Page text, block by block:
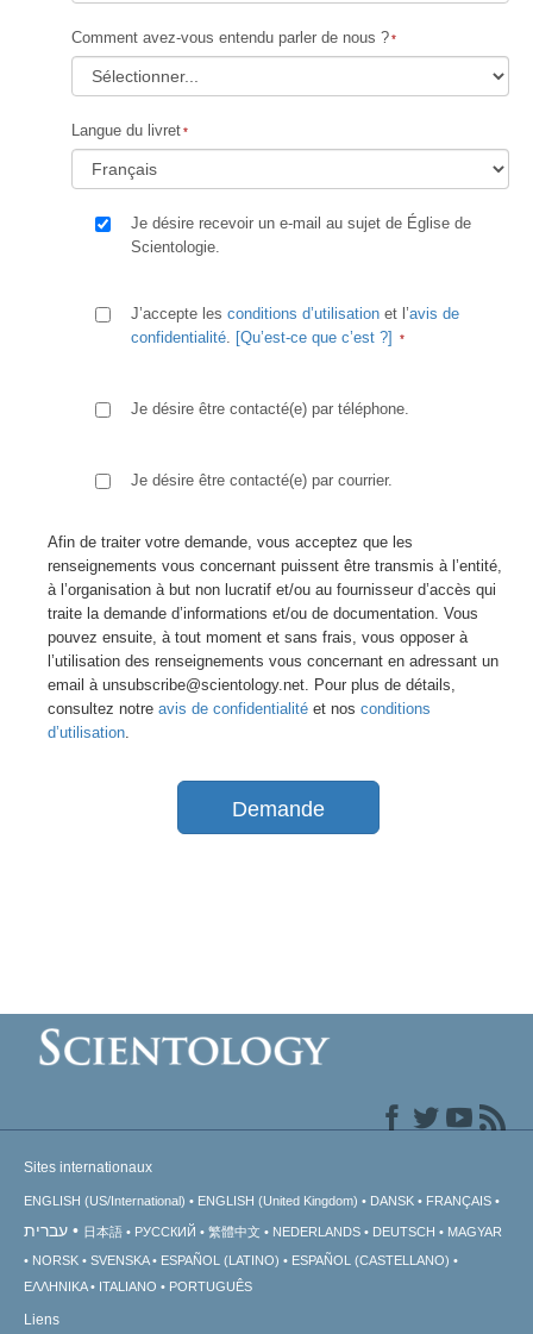
Comment avez-vous entendu parler de nous ?
Langue du livret
Je désire recevoir un e-mail au sujet de Église de
Scientologie.
J’accepte les conditions d’utilisation et l’avis de
confidentialité. [Qu’est-ce que c’est ?]
Je désire être contacté(e) par téléphone.
Je désire être contacté(e) par courrier.
Afin de traiter votre demande, vous acceptez que les
renseignements vous concernant puissent être transmis à l’entité,
à l’organisation à but non lucratif et/ou au fournisseur d’accès qui
traite la demande d’informations et/ou de documentation. Vous
pouvez ensuite, à tout moment et sans frais, vous opposer à
l’utilisation des renseignements vous concernant en adressant un
email à unsubscribe@scientology.net. Pour plus de détails,
consultez notre avis de confidentialité et nos conditions
d’utilisation.
Demande
Sites internationaux
ENGLISH (US/International) ENGLISH (United Kingdom) DANSK FRANÇAIS
עברית 日本語 РУССКИЙ 繁體中文 NEDERLANDS DEUTSCH
MAGYAR
NORSK
SVENSKA ESPAÑOL (LATINO)
ESPAÑOL (CASTELLANO)
ΕΛΛΗΝΙΚA
ITALIANO PORTUGUÊS
Liens